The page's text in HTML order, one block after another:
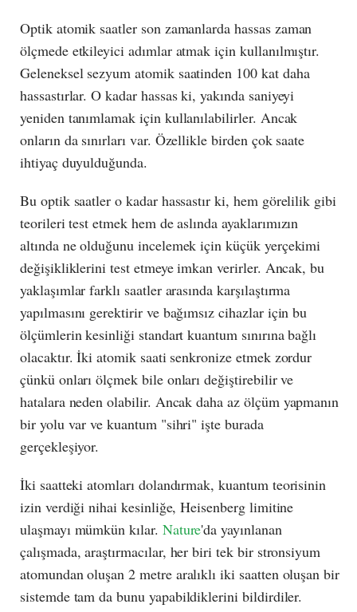
Optik atomik saatler son zamanlarda hassas zaman
ölçmede etkileyici adımlar atmak için kullanılmıştır.
Geleneksel sezyum atomik saatinden 100 kat daha
hassastırlar. O kadar hassas ki, yakında saniyeyi
yeniden tanımlamak için kullanılabilirler. Ancak
onların da sınırları var. Özellikle birden çok saate
ihtiyaç duyulduğunda.
Bu optik saatler o kadar hassastır ki, hem görelilik gibi
teorileri test etmek hem de aslında ayaklarımızın
altında ne olduğunu incelemek için küçük yerçekimi
değişikliklerini test etmeye imkan verirler. Ancak, bu
yaklaşımlar farklı saatler arasında karşılaştırma
yapılmasını gerektirir ve bağımsız cihazlar için bu
ölçümlerin kesinliği standart kuantum sınırına bağlı
olacaktır. İki atomik saati senkronize etmek zordur
çünkü onları ölçmek bile onları değiştirebilir ve
hatalara neden olabilir. Ancak daha az ölçüm yapmanın
bir yolu var ve kuantum "sihri" işte burada
gerçekleşiyor.
İki saatteki atomları dolandırmak, kuantum teorisinin
izin verdiği nihai kesinliğe, Heisenberg limitine
ulaşmayı mümkün kılar. Nature'da yayınlanan
çalışmada, araştırmacılar, her biri tek bir stronsiyum
atomundan oluşan 2 metre aralıklı iki saatten oluşan bir
sistemde tam da bunu yapabildiklerini bildirdiler.